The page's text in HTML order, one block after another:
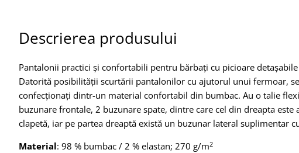
Descrierea produsului
Pantalonii practici și confortabili pentru bărbați cu picioare
Datorită posibilității scurtării pantalonilor cu ajutorul unui fermoar,
confecționați dintr-un material confortabil din bumbac. Au o talie
buzunare frontale, 2 buzunare spate, dintre care cel din dreapta
clapetă, iar pe partea dreaptă există un buzunar lateral suplimentar
Material: 98 % bumbac / 2 % elastan; 270 g/m2